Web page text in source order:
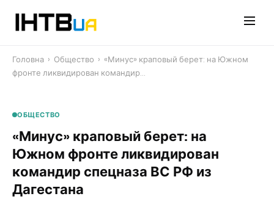
Головна › Общество › «Минус» краповый берет: на Южном
фронте ликвидирован командир…
ОБЩЕСТВО
«Минус» краповый берет: на
Южном фронте ликвидирован
командир спецназа ВС РФ из
Дагестана